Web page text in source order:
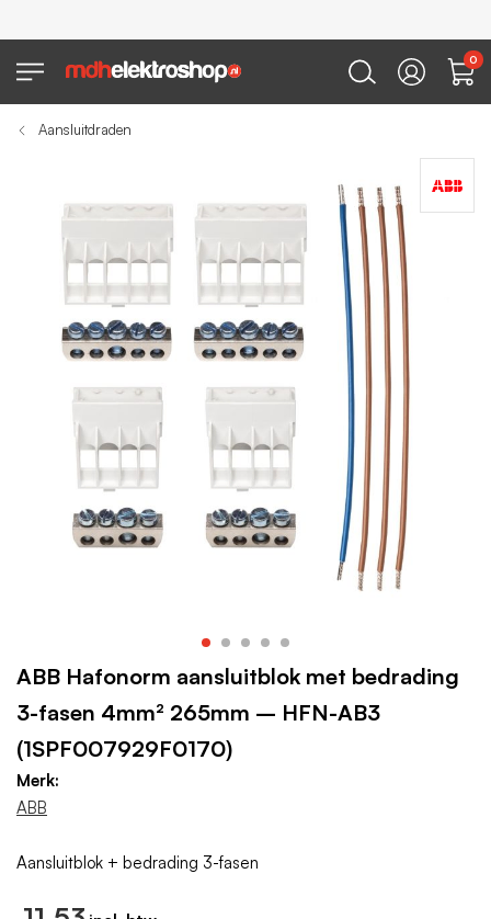
0
Aansluitdraden
ABB Hafonorm aansluitblok met bedrading
3-fasen 4mm² 265mm – HFN-AB3
(1SPF007929F0170)
Merk:
ABB
Aansluitblok + bedrading 3-fasen